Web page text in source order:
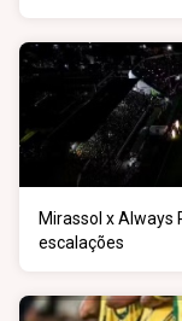
Mirassol x Always
escalações